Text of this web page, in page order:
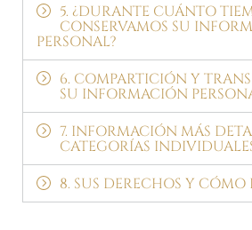
5. ¿DURANTE CUÁNTO
CONSERVAMOS SU
PERSONAL?
6. COMPARTICIÓN Y
SU INFORMACIÓN
7. INFORMACIÓN MÁS
CATEGORÍAS
8. SUS DERECHOS Y CÓMO